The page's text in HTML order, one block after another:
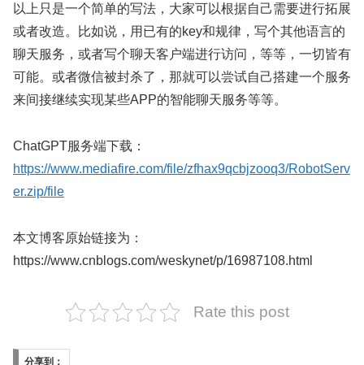
以上只是一个简单的写法，大家可以根据自己需要进行拓展
或者改造。比如说，用已有的key和规律，写个其他语言的
聊天服务，或者写个聊天客户端进行访问，等等，一切皆有
可能。或者微信被封杀了，那就可以尝试自己搭建一个服务
来间接继续实现某些APP的智能聊天服务等等。
ChatGPT服务端下载：
https://www.mediafire.com/file/zfhax9qcbjzooq3/RobotServ
er.zip/file
本文博客原始链接为：
https://www.cnblogs.com/weskynet/p/16987108.html
Rate this post
分享到：